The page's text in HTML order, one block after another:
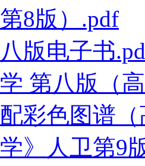
8版）.pdf
版电子书
第八版（
彩色图谱
学》人卫第9